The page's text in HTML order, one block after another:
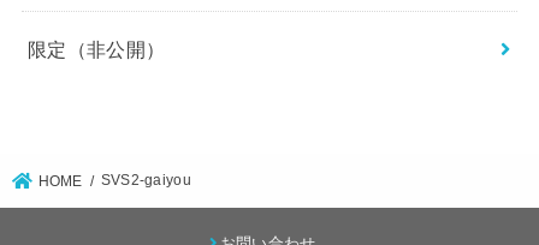
限定（非公開）
HOME SVS2-gaiyou